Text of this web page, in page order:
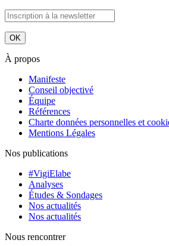
À propos
Manifeste
Conseil objectivé
Équipe
Références
Charte données personnelles et
Mentions Légales
Nos publications
#VigiElabe
Analyses
Études & Sondages
Nos actualités
Nos actualités
Nous rencontrer